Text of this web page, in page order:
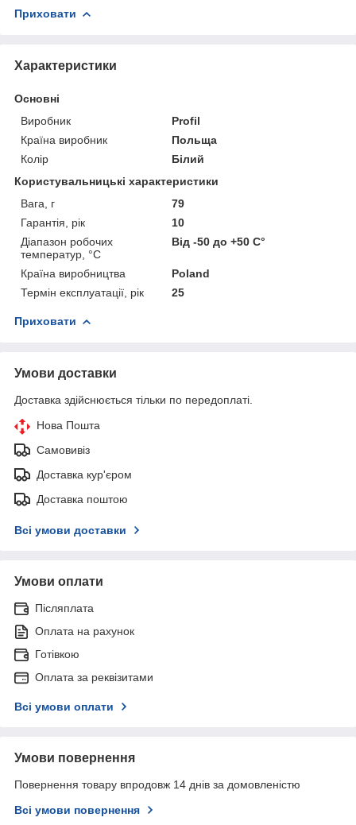
Приховати
Характеристики
Основні
Виробник
Profil
Країна виробник
Польща
Колір
Білий
Користувальницькі характеристики
Вага, г
79
Гарантія, рік
10
Діапазон робочих
температур, °С
Від -50 до +50 С°
Країна виробництва
Poland
Термін експлуатації, рік
25
Приховати
Умови доставки
Доставка здійснюється тільки по передоплаті.
Нова Пошта
Самовивіз
Доставка кур'єром
Доставка поштою
Всі умови доставки
Умови оплати
Післяплата
Оплата на рахунок
Готівкою
Оплата за реквізитами
Всі умови оплати
Умови повернення
Повернення товару впродовж 14 днів за домовленістю
Всі умови повернення